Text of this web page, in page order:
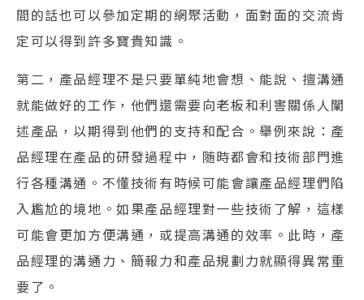
間的話也可以參加定期的網聚活動，面對面的交流肯
定可以得到許多寶貴知識。
第二，產品經理不是只要單純地會想、能說、擅溝通
就能做好的工作，他們還需要向老板和利害關係人闡
述產品，以期得到他們的支持和配合。舉例來說：產
品經理在產品的研發過程中，随時都會和技術部門進
行各種溝通。不懂技術有時候可能會讓產品經理們陷
入尷尬的境地。如果產品經理對一些技術了解，這樣
可能會更加方便溝通，或提高溝通的效率。此時，產
品經理的溝通力、簡報力和產品規劃力就顯得異常重
要了。